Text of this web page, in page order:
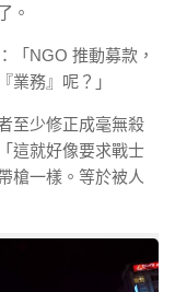
。
「NGO 推動募款，
業務』呢？」
至少修正成毫無殺
這就好像要求戰士
槍一樣。等於被人